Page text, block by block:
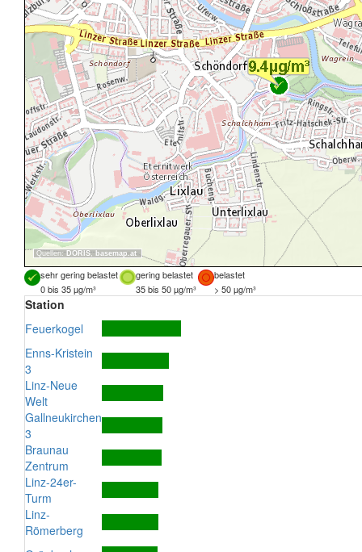
Quellen: DORIS, basemap.at
sehr gering belastet gering belastet
belastet
0 bis 35 µg/m³
35 bis 50 µg/m³ > 50 µg/m³
Station
Feuerkogel
Enns-Kristein
3
Linz-Neue
Welt
Gallneukirchen
3
Braunau
Zentrum
Linz-24er-
Turm
Linz-
Römerberg